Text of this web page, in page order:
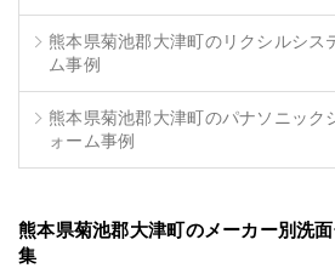
熊本県菊池郡大津町のリクシルシス
ム事例
熊本県菊池郡大津町のパナソニック
ォーム事例
熊本県菊池郡大津町のメーカー別洗
集